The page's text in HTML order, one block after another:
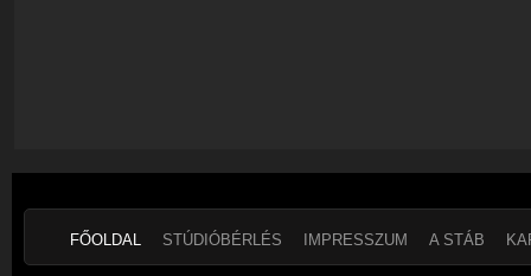
FŐOLDAL STÚDIÓBÉRLÉS IMPRESSZUM A STÁB